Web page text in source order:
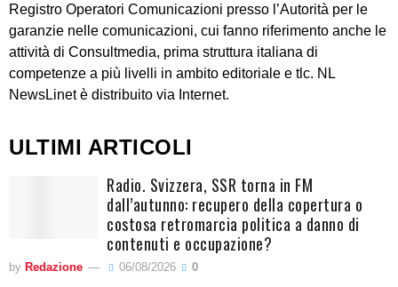
Registro Operatori Comunicazioni presso l’Autorità per le
garanzie nelle comunicazioni, cui fanno riferimento anche le
attività di Consultmedia, prima struttura italiana di
competenze a più livelli in ambito editoriale e tlc. NL
NewsLinet è distribuito via Internet.
ULTIMI ARTICOLI
Radio. Svizzera, SSR torna in FM
dall’autunno: recupero della copertura o
costosa retromarcia politica a danno di
contenuti e occupazione?
by Redazione 06/08/2026 0